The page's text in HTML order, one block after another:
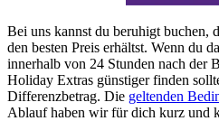
Bei uns kannst du beruhigt buchen,
den besten Preis erhältst. Wenn du
innerhalb von 24 Stunden nach der
Holiday Extras günstiger finden
Differenzbetrag. Die geltenden
Ablauf haben wir für dich kurz und